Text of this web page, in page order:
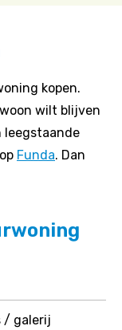
kopen.
wilt blijven
leegstaande
Funda. Dan